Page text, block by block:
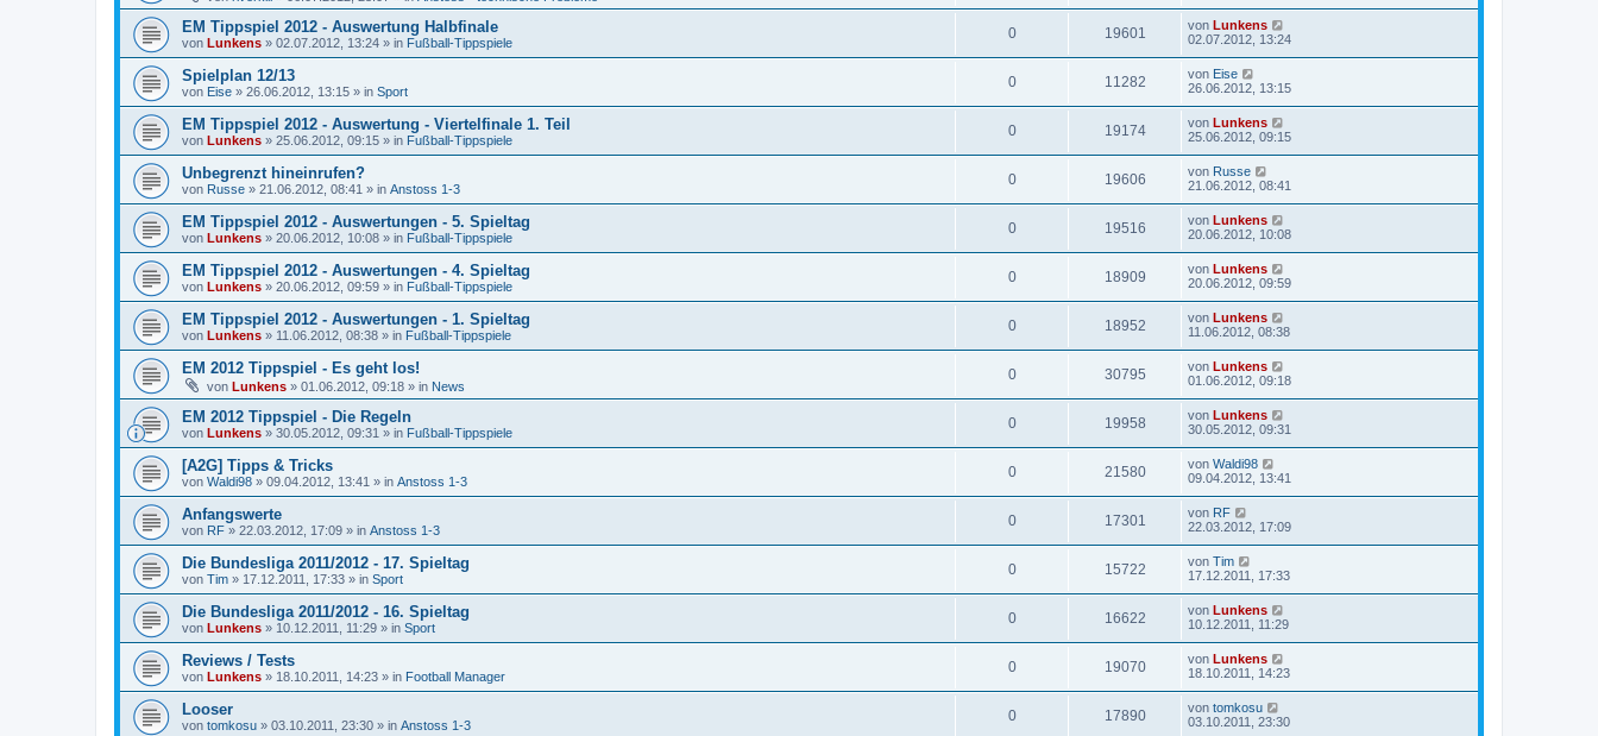
EM Tippspiel 2012 - Auswertung Halbfinale
von Lunkens » 02.07.2012, 13:24 » in Fußball-Tippspiele
0 19601 von Lunkens
02.07.2012, 13:24
Spielplan 12/13
von Eise » 26.06.2012, 13:15 » in Sport
0 11282 von Eise
26.06.2012, 13:15
EM Tippspiel 2012 - Auswertung - Viertelfinale 1. Teil
von Lunkens » 25.06.2012, 09:15 » in Fußball-Tippspiele
0 19174 von Lunkens
25.06.2012, 09:15
Unbegrenzt hineinrufen?
von Russe » 21.06.2012, 08:41 » in Anstoss 1-3
0 19606 von Russe
21.06.2012, 08:41
EM Tippspiel 2012 - Auswertungen - 5. Spieltag
von Lunkens » 20.06.2012, 10:08 » in Fußball-Tippspiele
0 19516 von Lunkens
20.06.2012, 10:08
EM Tippspiel 2012 - Auswertungen - 4. Spieltag
von Lunkens » 20.06.2012, 09:59 » in Fußball-Tippspiele
0 18909 von Lunkens
20.06.2012, 09:59
EM Tippspiel 2012 - Auswertungen - 1. Spieltag
von Lunkens » 11.06.2012, 08:38 » in Fußball-Tippspiele
0 18952 von Lunkens
11.06.2012, 08:38
EM 2012 Tippspiel - Es geht los!
von Lunkens » 01.06.2012, 09:18 » in News
0 30795 von Lunkens
01.06.2012, 09:18
EM 2012 Tippspiel - Die Regeln
von Lunkens » 30.05.2012, 09:31 » in Fußball-Tippspiele
0 19958 von Lunkens
30.05.2012, 09:31
[A2G] Tipps & Tricks
von Waldi98 » 09.04.2012, 13:41 » in Anstoss 1-3
0 21580 von Waldi98
09.04.2012, 13:41
Anfangswerte
von RF » 22.03.2012, 17:09 » in Anstoss 1-3
0 17301 von RF
22.03.2012, 17:09
Die Bundesliga 2011/2012 - 17. Spieltag
von Tim » 17.12.2011, 17:33 » in Sport
0 15722 von Tim
17.12.2011, 17:33
Die Bundesliga 2011/2012 - 16. Spieltag
von Lunkens » 10.12.2011, 11:29 » in Sport
0 16622 von Lunkens
10.12.2011, 11:29
Reviews / Tests
von Lunkens » 18.10.2011, 14:23 » in Football Manager
0 19070 von Lunkens
18.10.2011, 14:23
Looser
von tomkosu » 03.10.2011, 23:30 » in Anstoss 1-3
0 17890 von tomkosu
03.10.2011, 23:30